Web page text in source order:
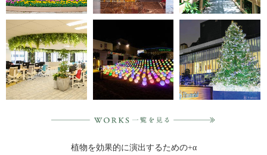
植物を効果的に演出するための+α